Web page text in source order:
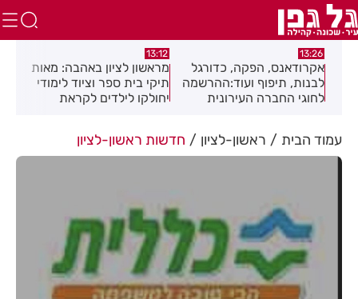
13:26
אקרודאנס, הפקה, כדורגל
לבנות, תיפוף ועוד:ההרשמה
לחוגי החברה העירונית
13:12
מראשון לציון באהבה: מאות
תיקי בית ספר וציוד לימודי
יחולקו לילדים לקראת
עמוד הבית ראשון-לציון חדשות ראשון-לציון